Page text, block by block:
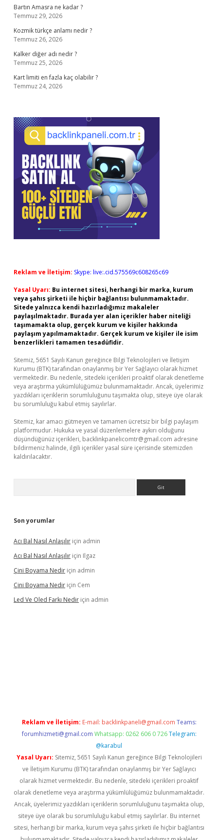
Bartın Amasra ne kadar ?
Temmuz 29, 2026
Kozmik türkçe anlamı nedir ?
Temmuz 26, 2026
Kalker diğer adı nedir ?
Temmuz 25, 2026
Kart limiti en fazla kaç olabilir ?
Temmuz 24, 2026
Reklam ve İletişim: Skype: live:.cid.575569c608265c69
Yasal Uyarı: Bu internet sitesi, herhangi bir marka, kurum
veya şahıs şirketi ile hiçbir bağlantısı bulunmamaktadır.
Sitede yalnızca kendi hazırladığımız makaleler
paylaşılmaktadır. Burada yer alan içerikler haber niteliği
taşımamakta olup, gerçek kurum ve kişiler hakkında
paylaşım yapılmamaktadır. Gerçek kurum ve kişiler ile isim
benzerlikleri tamamen tesadüfidir.
Sitemiz, 5651 Sayılı Kanun gereğince Bilgi Teknolojileri ve İletişim
Kurumu (BTK) tarafından onaylanmış bir Yer Sağlayıcı olarak hizmet
vermektedir. Bu nedenle, sitedeki içerikleri proaktif olarak denetleme
veya araştırma yükümlülüğümüz bulunmamaktadır. Ancak, üyelerimiz
yazdıkları içeriklerin sorumluluğunu taşımakta olup, siteye üye olarak
bu sorumluluğu kabul etmiş sayılırlar.
Sitemiz, kar amacı gütmeyen ve tamamen ücretsiz bir bilgi paylaşım
platformudur. Hukuka ve yasal düzenlemelere aykırı olduğunu
düşündüğünüz içerikleri, backlinkpanelicomtr@gmail.com adresine
bildirmeniz halinde, ilgili içerikler yasal süre içerisinde sitemizden
kaldırılacaktır.
Son yorumlar
Acı Bal Nasıl Anlaşılır için admin
Acı Bal Nasıl Anlaşılır için Ilgaz
Çini Boyama Nedir için admin
Çini Boyama Nedir için Cem
Led Ve Oled Farkı Nedir için admin
Reklam ve İletişim: E-mail: backlinkpaneli@gmail.com Teams:
forumhizmeti@gmail.com Whatsapp: 0262 606 0 726 Telegram:
@karabul
Yasal Uyarı: Sitemiz, 5651 Sayılı Kanun gereğince Bilgi Teknolojileri
ve İletişim Kurumu (BTK) tarafından onaylanmış bir Yer Sağlayıcı
olarak hizmet vermektedir. Bu nedenle, sitedeki içerikleri proaktif
olarak denetleme veya araştırma yükümlülüğümüz bulunmamaktadır.
Ancak, üyelerimiz yazdıkları içeriklerin sorumluluğunu taşımakta olup,
siteye üye olarak bu sorumluluğu kabul etmiş sayılırlar. Bu internet
sitesi, herhangi bir marka, kurum veya şahıs şirketi ile hiçbir bağlantısı